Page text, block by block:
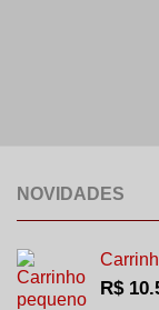
NOVIDADES
R$